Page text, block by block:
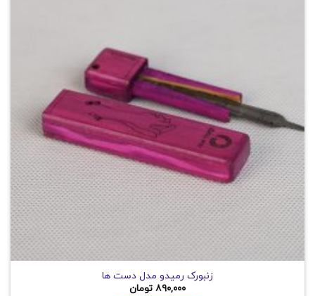
زنبورک رمیدو مدل دست ها
۸۹۰,۰۰۰ تومان